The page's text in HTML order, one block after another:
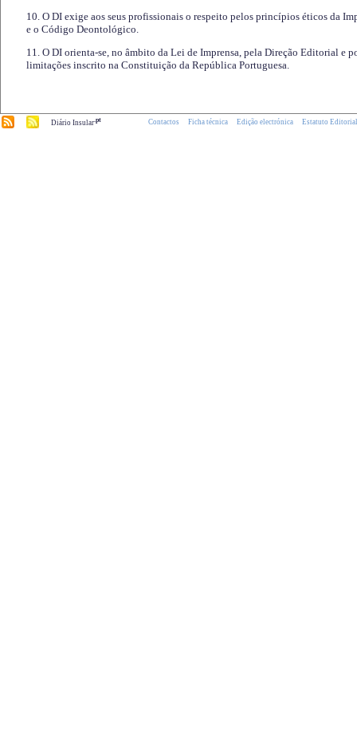
10. O DI exige aos seus profissionais o respeito pelos princípios éticos da
e o Código Deontológico.
11. O DI orienta-se, no âmbito da Lei de Imprensa, pela Direção Editorial e
limitações inscrito na Constituição da República Portuguesa.
Diário Insular.pt Contactos Ficha técnica Edição electrónica Estatuto Editorial